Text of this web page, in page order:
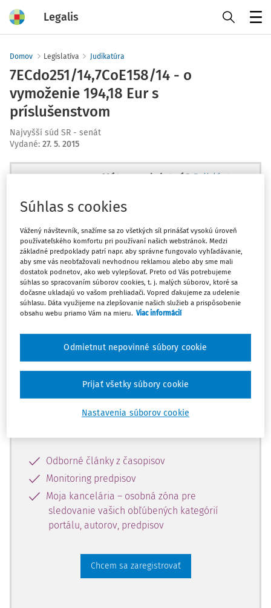
Legalis
Domov Legislatíva Judikatúra
7ECdo251/14,7CoE158/14 - o
vymoženie 194,18 Eur s
príslušenstvom
Najvyšší súd SR - senát
Vydané: 27. 5. 2015
Máte predplatné? Prihláste sa
Ups, zatiaľ ste si prečítali len
začiatok...
Celý odborný obsah z tejto oblasti je
dostupný predplatiteľom portálu.
Odomknite si prístup k odbornému
obsahu a získajte prístup na 10 dní
zdarma, stačí sa len zaregistrovať.
Vďaka registrácii získate prístup aj k
Odborné články z časopisov
Monitoring predpisov
Moja kancelária – osobná zóna pre
sledovanie vašich obľúbených kategórií
portálu, autorov, predpisov
Chcem sa zaregistrovať
Súhlas s cookies
Vážený návštevník, snažíme sa zo všetkých síl prinášať vysokú úroveň
používateľského komfortu pri používaní našich webstránok. Medzi
základné predpoklady patrí napr. aby správne fungovalo vyhľadávanie,
aby sme vás neobťažovali nevhodnou reklamou alebo aby sme mali
dostatok podnetov, ako web vylepšovať. Preto od Vás potrebujeme
súhlas so spracovaním súborov cookies, t. j. malých súborov, ktoré sa
dočasne ukladajú vo vašom prehliadači. Vopred ďakujeme za udelenie
súhlasu. Dáta využijeme na zlepšovanie našich služieb a prispôsobenie
obsahu webu priamo Vám na mieru. Viac informácií
Nastavenia súborov cookie
Odmietnut nepovinné súbory cookie
Prijať všetky súbory cookie